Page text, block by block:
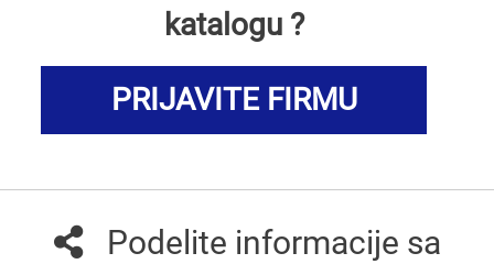
katalogu ?
PRIJAVITE FIRMU
Podelite informacije sa